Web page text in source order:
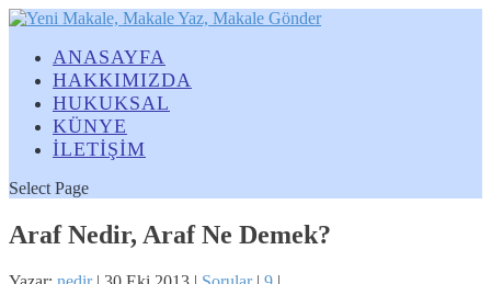
ANASAYFA
HAKKIMIZDA
HUKUKSAL
KÜNYE
İLETİŞİM
Select Page
Araf Nedir, Araf Ne Demek?